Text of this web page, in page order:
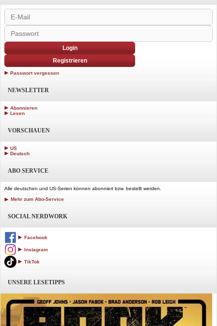
Login
Registrieren
Passwort vergessen
NEWSLETTER
Abonnieren
Lesen
VORSCHAUEN
US
Deutsch
ABO SERVICE
Alle deutschen und US-Serien können abonniert bzw. bestellt werden.
Mehr zum Abo-Service
SOCIAL NERDWORK
Facebook
Instagram
TikTok
UNSERE LESETIPPS